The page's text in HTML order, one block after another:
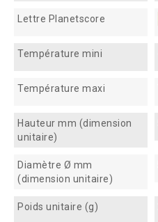
Lettre Planetscore
Température mini
Température maxi
Hauteur mm (dimension
unitaire)
Diamètre Ø mm
(dimension unitaire)
Poids unitaire (g)